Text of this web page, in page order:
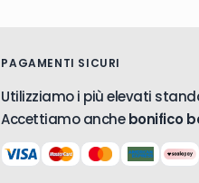
PAGAMENTI SICURI
Utilizziamo i più elevati
Accettiamo anchebonifico